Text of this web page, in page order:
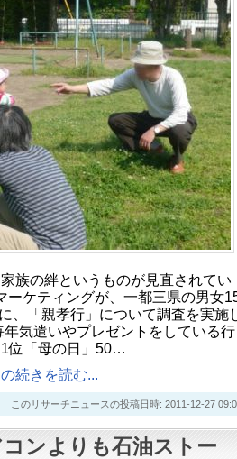
族の絆というものが見直されてい
ーケティングが、一都三県の男女
、「親孝行」について調査を実施
気遣いやプレゼントをしている行
位「母の日」50…
続きを読む...
このリサーチニュースの投稿日時: 2011-12-27
ンよりも石油ストー